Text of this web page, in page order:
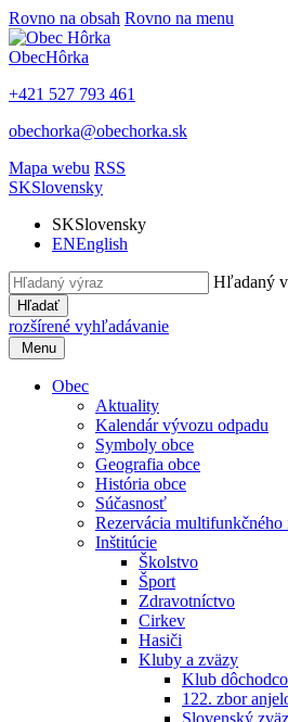
Rovno na obsah Rovno na menu
ObecHôrka
+421 527 793 461
obechorka@obechorka.sk
Mapa webu RSS
SKSlovensky
SKSlovensky
ENEnglish
Hľadaný
Hľadať
rozšírené vyhľadávanie
Menu
Obec
Aktuality
Kalendár vývozu odpadu
Symboly obce
Geografia obce
História obce
Súčasnosť
Rezervácia multifunkčného
Inštitúcie
Školstvo
Šport
Zdravotníctvo
Cirkev
Hasiči
Kluby a zväzy
Klub
122. zbor
Slovenský